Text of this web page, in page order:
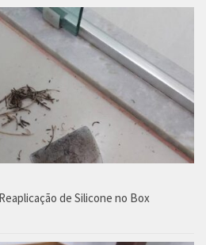
de Silicone no Box